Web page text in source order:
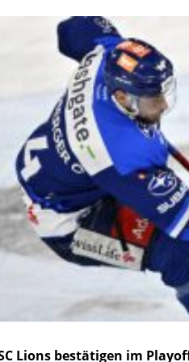
Lions bestätigen im